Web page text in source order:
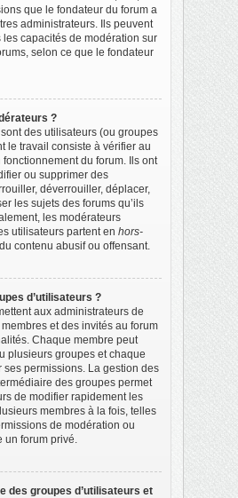
que le fondateur du forum a
administrateurs. Ils peuvent
les capacités de modération sur
selon ce que le fondateur
?
des utilisateurs (ou groupes
le travail consiste à vérifier au
du forum. Ils ont
ou supprimer des
déverrouiller, déplacer,
les sujets des forums qu’ils
les modérateurs
utilisateurs partent en hors-
contenu abusif ou offensant.
d’utilisateurs ?
aux administrateurs de
et des invités au forum
Chaque membre peut
plusieurs groupes et chaque
ses permissions. La gestion des
des groupes permet
de modifier rapidement les
membres à la fois, telles
de modération ou
un forum privé.
des groupes d’utilisateurs et